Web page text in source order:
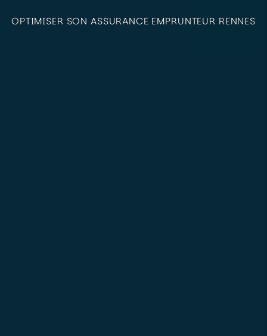
OPTIMISER SON ASSURANCE EMPRUNTEUR RENNES